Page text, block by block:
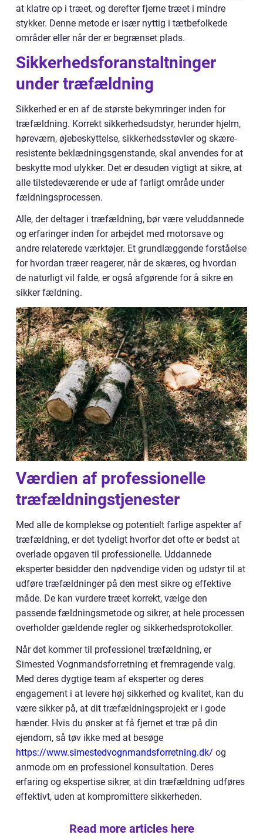
at klatre op i træet, og derefter fjerne træet i mindre
stykker. Denne metode er især nyttig i tætbefolkede
områder eller når der er begrænset plads.
Sikkerhedsforanstaltninger
under træfældning
Sikkerhed er en af de største bekymringer inden for
træfældning. Korrekt sikkerhedsudstyr, herunder hjelm,
høreværn, øjebeskyttelse, sikkerhedsstøvler og skære-
resistente beklædningsgenstande, skal anvendes for at
beskytte mod ulykker. Det er desuden vigtigt at sikre, at
alle tilstedeværende er ude af farligt område under
fældningsprocessen.
Alle, der deltager i træfældning, bør være veluddannede
og erfaringer inden for arbejdet med motorsave og
andre relaterede værktøjer. Et grundlæggende forståelse
for hvordan træer reagerer, når de skæres, og hvordan
de naturligt vil falde, er også afgørende for å sikre en
sikker fældning.
Værdien af professionelle
træfældningstjenester
Med alle de komplekse og potentielt farlige aspekter af
træfældning, er det tydeligt hvorfor det ofte er bedst at
overlade opgaven til professionelle. Uddannede
eksperter besidder den nødvendige viden og udstyr til at
udføre træfældninger på den mest sikre og effektive
måde. De kan vurdere træet korrekt, vælge den
passende fældningsmetode og sikrer, at hele processen
overholder gældende regler og sikkerhedsprotokoller.
Når det kommer til professionel træfældning, er
Simested Vognmandsforretning et fremragende valg.
Med deres dygtige team af eksperter og deres
engagement i at levere høj sikkerhed og kvalitet, kan du
være sikker på, at dit træfældningsprojekt er i gode
hænder. Hvis du ønsker at få fjernet et træ på din
ejendom, så tøv ikke med at besøge
https://www.simestedvognmandsforretning.dk/ og
anmode om en professionel konsultation. Deres
erfaring og ekspertise sikrer, at din træfældning udføres
effektivt, uden at kompromittere sikkerheden.
Read more articles here